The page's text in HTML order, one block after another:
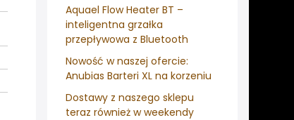
Aquael Flow Heater BT –
inteligentna grzałka
przepływowa z Bluetooth
Nowość w naszej ofercie:
Anubias Barteri XL na korzeniu
Dostawy z naszego sklepu
teraz również w weekendy